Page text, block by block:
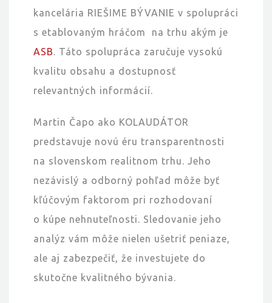
kancelária RIEŠIME BÝVANIE v spolupráci
s etablovaným hráčom na trhu akým je
ASB. Táto spolupráca zaručuje vysokú
kvalitu obsahu a dostupnosť
relevantných informácií.
Martin Čapo ako KOLAUDÁTOR
predstavuje novú éru transparentnosti
na slovenskom realitnom trhu. Jeho
nezávislý a odborný pohľad môže byť
kľúčovým faktorom pri rozhodovaní
o kúpe nehnuteľnosti. Sledovanie jeho
analýz vám môže nielen ušetriť peniaze,
ale aj zabezpečiť, že investujete do
skutočne kvalitného bývania.